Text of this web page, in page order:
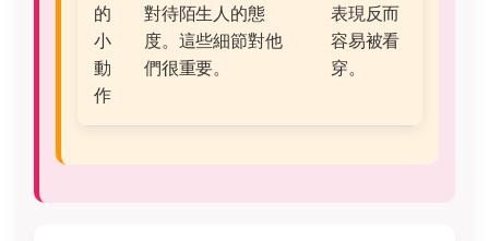
的
小
動
作
對待陌生人的態
度。這些細節對他
們很重要。
表現反而
容易被看
穿。